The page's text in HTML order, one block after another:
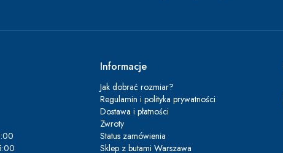
Informacje
Jak dobrać rozmiar?
Regulamin i polityka prywatności
Dostawa i płatności
Zwroty
Status zamówienia
Sklep z butami Warszawa